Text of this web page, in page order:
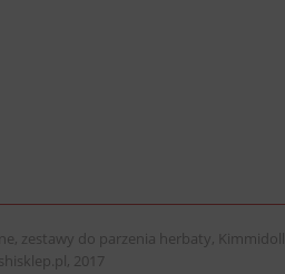
zestawy do parzenia herbaty, Kimmidoll.
2017